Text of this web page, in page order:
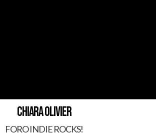
CHIARA OLIVIER
FORO INDIE ROCKS!